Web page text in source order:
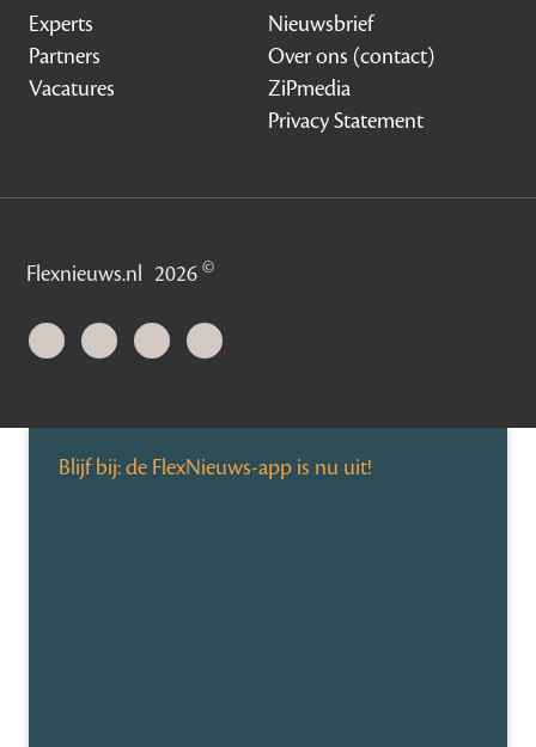
Experts
Partners
Vacatures
Nieuwsbrief
Over ons (contact)
ZiPmedia
Privacy Statement
Flexnieuws.nl 2026©
Blijf bij: de FlexNieuws-app is nu uit!